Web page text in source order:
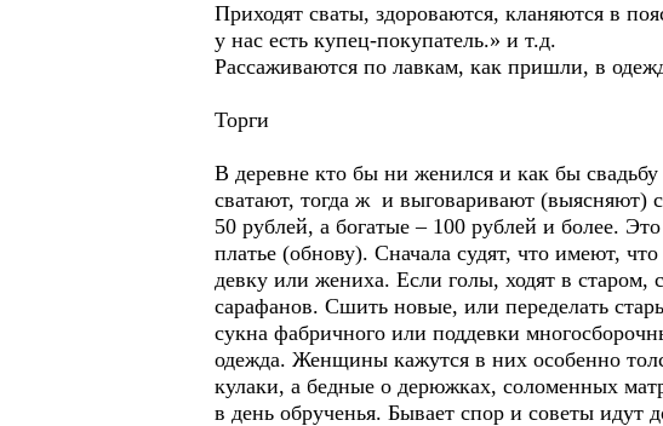
Приходят сваты, здороваются, кланяются в
у нас есть купец-покупатель.» и т.д.
Рассаживаются по лавкам, как пришли, в
Торги
В деревне кто бы ни женился и как бы
сватают, тогда ж и выговаривают (выясняют)
50 рублей, а богатые – 100 рублей и более.
платье (обнову). Сначала судят, что имеют,
девку или жениха. Если голы, ходят в
сарафанов. Сшить новые, или переделать
сукна фабричного или поддевки
одежда. Женщины кажутся в них особенно
кулаки, а бедные о дерюжках, соломенных
в день обрученья. Бывает спор и советы идут